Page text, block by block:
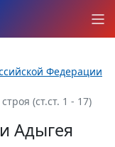
Федерации
(ст.ст. 1 - 17)
Адыгея